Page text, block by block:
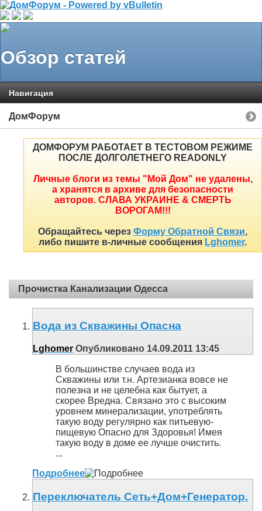
Обзор статей
Навигация
ДомФорум
ДОМФОРУМ РАБОТАЕТ В ТЕСТОВОМ РЕЖИМЕ
ПОСЛЕ ДОЛГОЛЕТНЕГО READONLY
Личные блоги из темы "Мой Дом" не удалены,
а хранятся в архиве для безопасности
авторов. СЛАВА УКРАИНЕ & СМЕРТЬ
ВОРОГАМ!!!
Обращайтесь через Форму Обратной Связи,
либо пишите в-личные сообщения Lghomer.
Прочистка Канализации Одесса
Вода из Скважины Опасна
Lghomer Опубликовано 14.09.2011 13:45
В большинстве случаев вода из
Скважины или т.н. Артезианка вовсе не
полезна и не целебна как бытует, а
скорее Вредна. Связано это с высоким
уровнем минерализации, употреблять
такую воду регулярно как питьевую-
пищевую Опасно для Здоровья! Имея
такую воду в доме ее лучше очистить.
...
Подробнее
Переключатель Сеть+Дом+Генератор.